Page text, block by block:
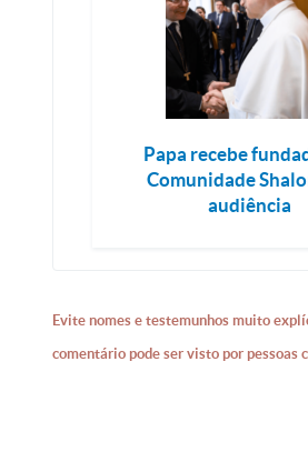
Papa recebe
Comunidade
audiência
Evite nomes e testemunhos muito
comentário pode ser visto por pessoas